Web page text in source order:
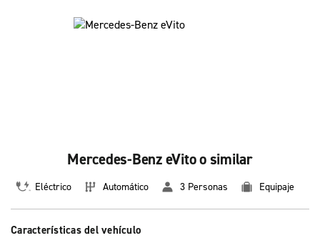
Mercedes-Benz eVito o similar
Eléctrico Automático 3 Personas Equipaje
Características del vehículo